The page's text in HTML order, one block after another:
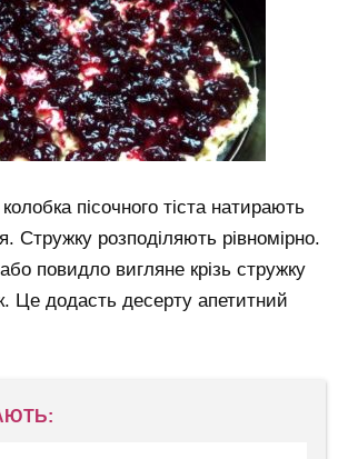
пісочного тіста натирають
Стружку розподіляють рівномірно.
повидло вигляне крізь стружку
Це додасть десерту апетитний